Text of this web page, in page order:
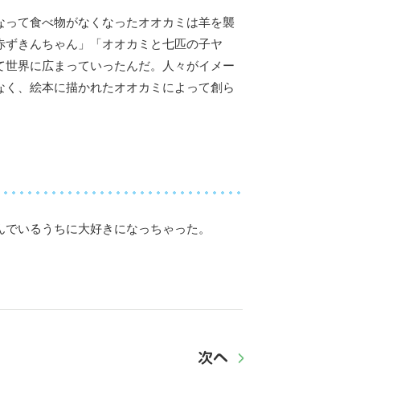
て食べ物がなくなったオオカミは羊を襲
きんちゃん」「オオカミと七匹の子ヤ
界に広まっていったんだ。人々がイメー
、絵本に描かれたオオカミによって創ら
いるうちに大好きになっちゃった。
次へ